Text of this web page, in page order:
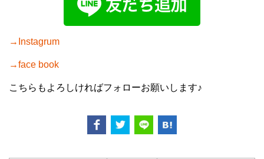
→Instagrum
→face book
こちらもよろしければフォローお願いします♪